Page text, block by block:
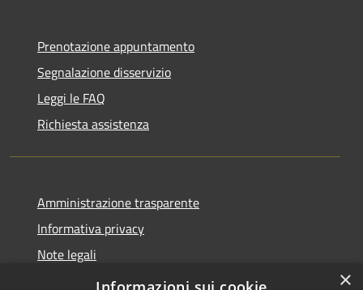
Prenotazione appuntamento
Segnalazione disservizio
Leggi le FAQ
Richiesta assistenza
Amministrazione trasparente
Informativa privacy
Note legali
Dichiarazione di accessibilità
×